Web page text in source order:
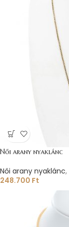
Női arany nyaklánc
Női arany nyaklánc,
248.700 Ft